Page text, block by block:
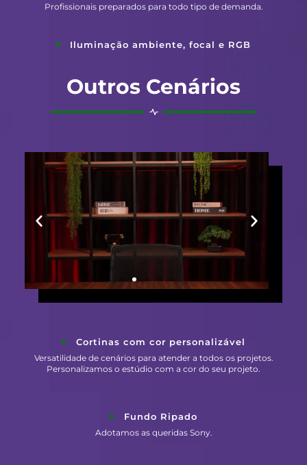
Profissionais preparados para todo tipo de demanda.
Iluminação ambiente, focal e RGB
Outros Cenários
Cortinas com cor personalizável
Versatilidade de cenários para atender a todos os projetos.
Personalizamos o estúdio com a cor do seu projeto.
Fundo Ripado
Adotamos as queridas Sony.